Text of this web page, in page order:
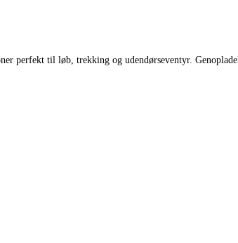
perfekt til løb, trekking og udendørseventyr.